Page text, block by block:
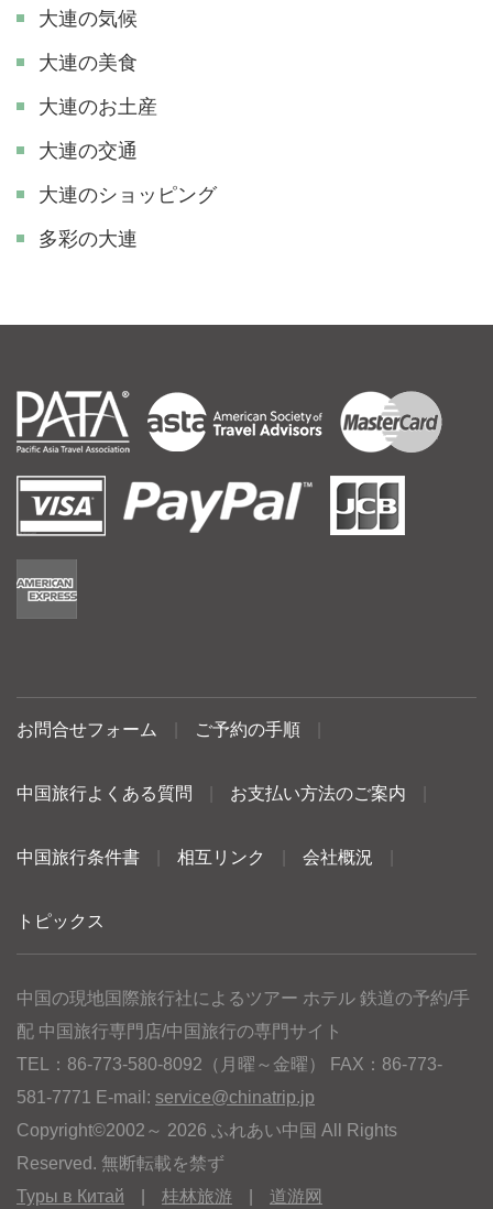
大連の気候
大連の美食
大連のお土産
大連の交通
大連のショッピング
多彩の大連
お問合せフォーム ご予約の手順
中国旅行よくある質問 お支払い方法のご案内
中国旅行条件書 相互リンク 会社概況
トピックス
中国の現地国際旅行社によるツアー ホテル 鉄道の予約/手
配 中国旅行専門店/中国旅行の専門サイト
TEL：86-773-580-8092（月曜～金曜） FAX：86-773-
581-7771 E-mail: service@chinatrip.jp
Copyright©2002～ 2026 ふれあい中国 All Rights
Reserved. 無断転載を禁ず
Туры в Китай
桂林旅游 道游网